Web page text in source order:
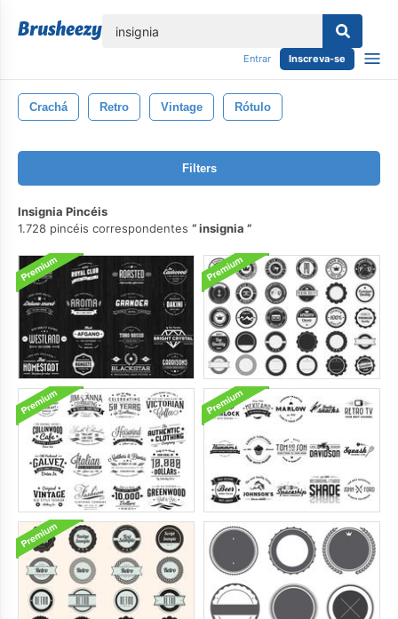
Entrar Inscreva-se
Crachá Retro Vintage Rótulo
Filters
Insignia Pincéis
1.728 pincéis correspondentes
insignia